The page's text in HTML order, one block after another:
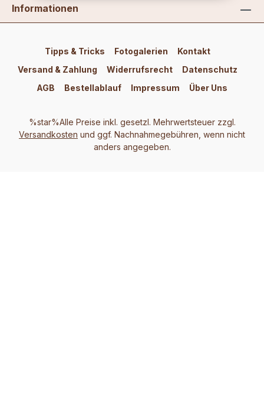
Informationen
Tipps & Tricks Fotogalerien
Kontakt
Versand & Zahlung
Widerrufsrecht
Datenschutz
AGB
Bestellablauf Impressum Über Uns
%star%Alle Preise inkl. gesetzl. Mehrwertsteuer zzgl.
Versandkosten und ggf. Nachnahmegebühren, wenn nicht
anders angegeben.